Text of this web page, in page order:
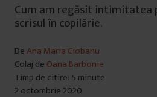
Cum am regăsit intimitatea
scrisul în copilărie.
DeAna Maria Ciobanu
Colaj de Oana Barbonie
Timp de citire: 5 minute
2 octombrie 2020